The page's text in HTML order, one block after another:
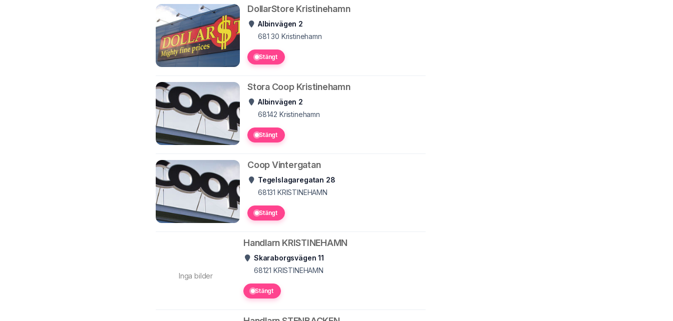
DollarStore Kristinehamn
Albinvägen 2
681 30 Kristinehamn
Stängt
Stora Coop Kristinehamn
Albinvägen 2
68142 Kristinehamn
Stängt
Coop Vintergatan
Tegelslagaregatan 28
68131 KRISTINEHAMN
Stängt
Inga bilder
Handlarn KRISTINEHAMN
Skaraborgsvägen 11
68121 KRISTINEHAMN
Stängt